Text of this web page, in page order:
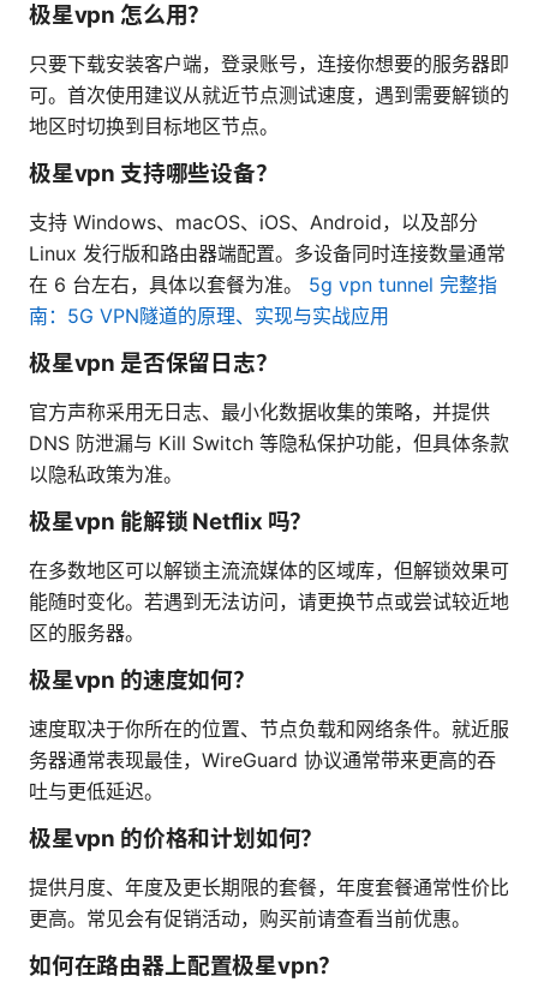
极星vpn 怎么用？
只要下载安装客户端，登录账号，连接你想要的服务器即
可。首次使用建议从就近节点测试速度，遇到需要解锁的
地区时切换到目标地区节点。
极星vpn 支持哪些设备？
支持 Windows、macOS、iOS、Android，以及部分
Linux 发行版和路由器端配置。多设备同时连接数量通常
在 6 台左右，具体以套餐为准。 5g vpn tunnel 完整指
南：5G VPN隧道的原理、实现与实战应用
极星vpn 是否保留日志？
官方声称采用无日志、最小化数据收集的策略，并提供
DNS 防泄漏与 Kill Switch 等隐私保护功能，但具体条款
以隐私政策为准。
极星vpn 能解锁 Netflix 吗？
在多数地区可以解锁主流流媒体的区域库，但解锁效果可
能随时变化。若遇到无法访问，请更换节点或尝试较近地
区的服务器。
极星vpn 的速度如何？
速度取决于你所在的位置、节点负载和网络条件。就近服
务器通常表现最佳，WireGuard 协议通常带来更高的吞
吐与更低延迟。
极星vpn 的价格和计划如何？
提供月度、年度及更长期限的套餐，年度套餐通常性价比
更高。常见会有促销活动，购买前请查看当前优惠。
如何在路由器上配置极星vpn？